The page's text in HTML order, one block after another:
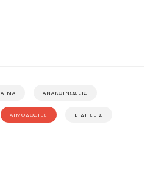
ΑΙΜΑ ΑΝΑΚΟΙΝΩΣΕΙΣ
ΑΙΜΟΔΟΣΙΕΣ ΕΙΔΗΣΕΙΣ